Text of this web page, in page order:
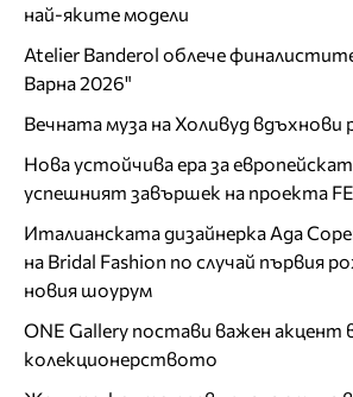
най-яките модели
Atelier Banderol облече
Варна 2026"
Вечната муза на Холивуд вдъхнови
Нова устойчива ера за
успешният завършек на проекта
Италианската дизайнерка Ада
на Bridal Fashion по случай първия
новия шоурум
ONE Gallery постави важен акцент
колекционерството